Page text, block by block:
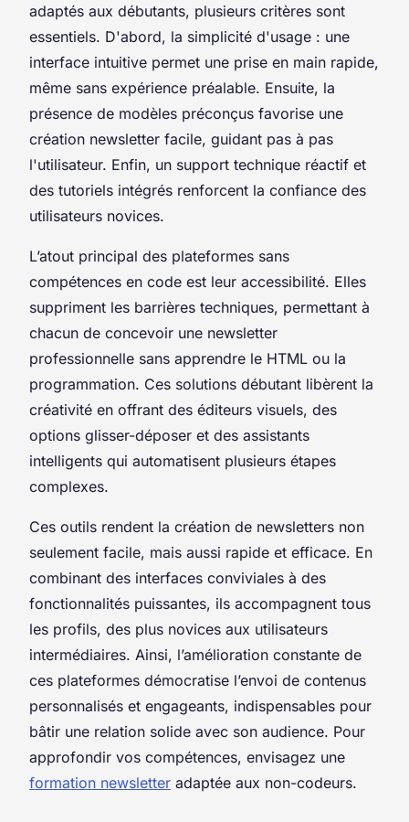
adaptés aux débutants, plusieurs critères sont
essentiels. D'abord, la simplicité d'usage : une
interface intuitive permet une prise en main rapide,
même sans expérience préalable. Ensuite, la
présence de modèles préconçus favorise une
création newsletter facile, guidant pas à pas
l'utilisateur. Enfin, un support technique réactif et
des tutoriels intégrés renforcent la confiance des
utilisateurs novices.
L’atout principal des plateformes sans
compétences en code est leur accessibilité. Elles
suppriment les barrières techniques, permettant à
chacun de concevoir une newsletter
professionnelle sans apprendre le HTML ou la
programmation. Ces solutions débutant libèrent la
créativité en offrant des éditeurs visuels, des
options glisser-déposer et des assistants
intelligents qui automatisent plusieurs étapes
complexes.
Ces outils rendent la création de newsletters non
seulement facile, mais aussi rapide et efficace. En
combinant des interfaces conviviales à des
fonctionnalités puissantes, ils accompagnent tous
les profils, des plus novices aux utilisateurs
intermédiaires. Ainsi, l’amélioration constante de
ces plateformes démocratise l’envoi de contenus
personnalisés et engageants, indispensables pour
bâtir une relation solide avec son audience. Pour
approfondir vos compétences, envisagez une
formation newsletter adaptée aux non-codeurs.